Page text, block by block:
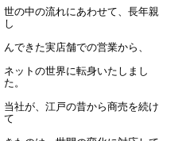
世の中の流れにあわせて、長年親
し
んできた実店舗での営業から、
ネットの世界に転身いたしまし
た。
当社が、江戸の昔から商売を続け
て